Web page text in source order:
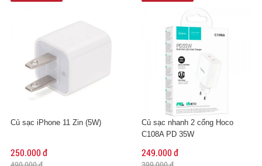
Củ sạc iPhone 11 Zin (5W)
250.000 đ
Củ sạc nhanh 2 cổng Hoco
C108A PD 35W
249.000 đ